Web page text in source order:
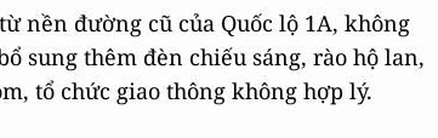
nền đường cũ của Quốc lộ 1A, không
sung thêm đèn chiếu sáng, rào hộ lan,
tổ chức giao thông không hợp lý.